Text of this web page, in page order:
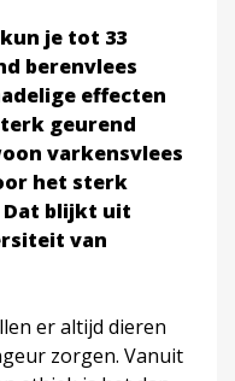
je tot 33
berenvlees
effecten
geurend
varkensvlees
het sterk
Dat blijkt uit
van
er altijd dieren
zorgen. Vanuit